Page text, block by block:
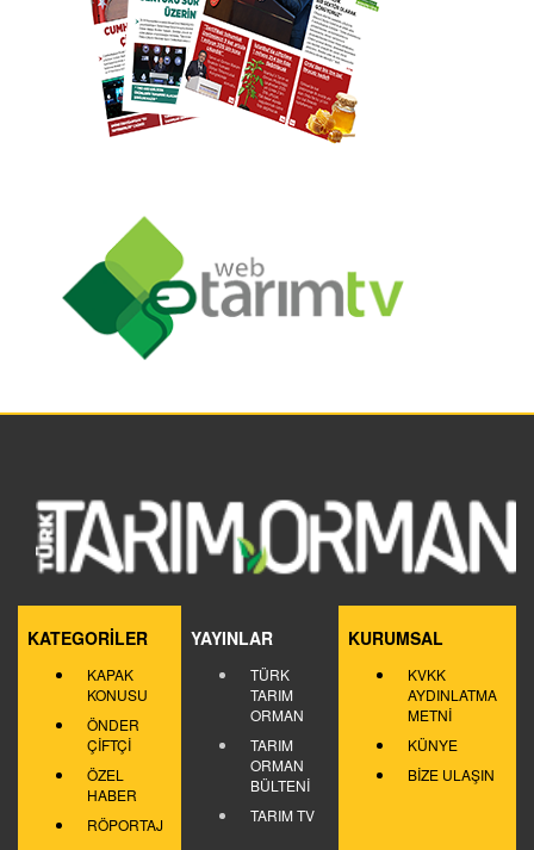
KATEGORİLER
KAPAK
KONUSU
ÖNDER
ÇİFTÇİ
ÖZEL
HABER
RÖPORTAJ
YAYINLAR
TÜRK
TARIM
ORMAN
TARIM
ORMAN
BÜLTENİ
TARIM TV
KURUMSAL
KVKK
AYDINLATMA
METNİ
KÜNYE
BİZE ULAŞIN